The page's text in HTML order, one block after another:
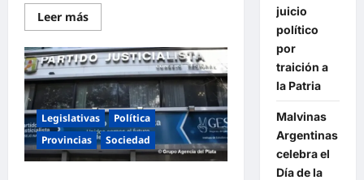
Leer másLee
más
Mayans
contundente
contra
la
reforma
a
la
Ley
de
Tierras:
«Esta
Legislativas
Política
Provincias
Sociedad
juicio
político
por
traición a
la Patria
Malvinas
Argentinas
celebra el
Día de la